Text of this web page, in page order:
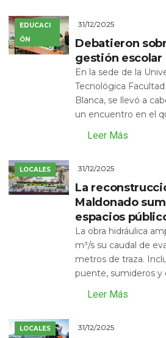
EDUCACI
ÓN
31/12/2025
Debatieron
gestión escolar
En la sede de la
Tecnológica
Blanca, se llevó a
un encuentro en el
Leer Más
LOCALES 31/12/2025
La
Maldonado
espacios
La obra hidráulica
m³/s su caudal de
metros de traza.
puente, sumideros y
Leer Más
LOCALES 31/12/2025